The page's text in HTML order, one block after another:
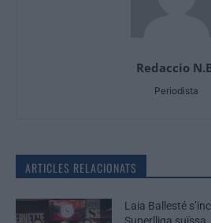
Redaccio
Periodista
ARTICLES RELACIONATS
Laia Ballesté